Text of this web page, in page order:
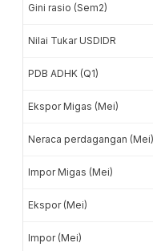
Gini rasio (Sem2)
Nilai Tukar USDIDR
PDB ADHK (Q1)
Ekspor Migas (Mei)
Neraca perdagangan (Mei)
Impor Migas (Mei)
Ekspor (Mei)
Impor (Mei)